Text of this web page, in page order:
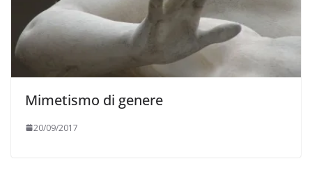
Mimetismo di genere
20/09/2017